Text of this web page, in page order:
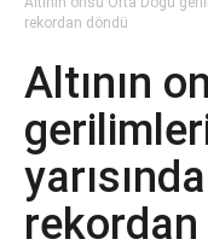
rekordan döndü
Altının